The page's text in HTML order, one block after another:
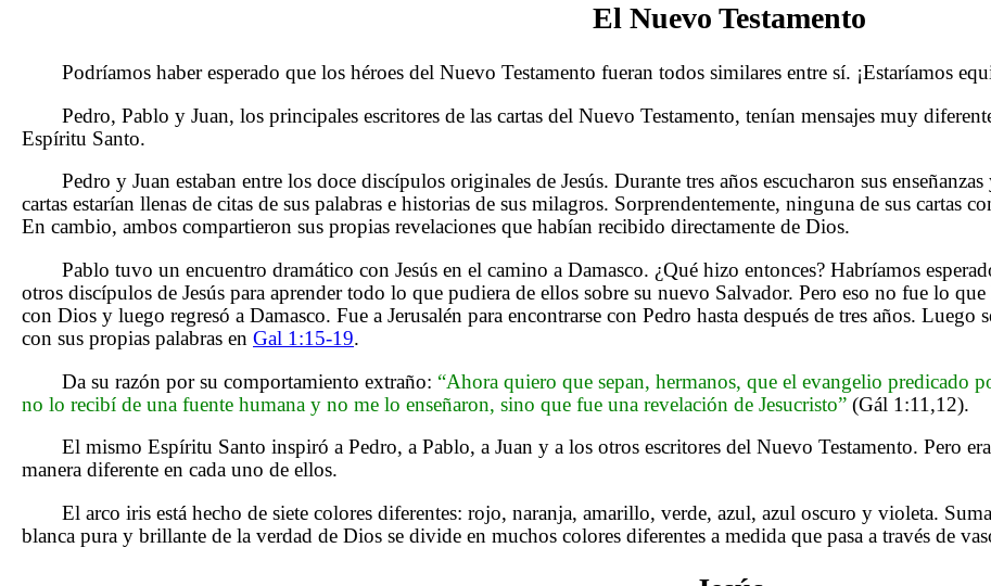
El Nuevo Testamento
Podríamos haber esperado que los héroes del Nuevo Testamento fueran todos similares entre sí. ¡Estaríamos
Pedro, Pablo y Juan, los principales escritores de las cartas del Nuevo Testamento, tenían mensajes muy
Espíritu Santo.
Pedro y Juan estaban entre los doce discípulos originales de Jesús. Durante tres años escucharon sus
cartas estarían llenas de citas de sus palabras e historias de sus milagros. Sorprendentemente, ninguna de sus cartas
En cambio, ambos compartieron sus propias revelaciones que habían recibido directamente de Dios.
Pablo tuvo un encuentro dramático con Jesús en el camino a Damasco. ¿Qué hizo entonces? Habríamos
otros discípulos de Jesús para aprender todo lo que pudiera de ellos sobre su nuevo Salvador. Pero eso no fue lo
con Dios y luego regresó a Damasco. Fue a Jerusalén para encontrarse con Pedro hasta después de tres años.
con sus propias palabras en Gal 1:15-19.
Da su razón por su comportamiento extraño: “Ahora quiero que sepan, hermanos, que el evangelio predicado
no lo recibí de una fuente humana y no me lo enseñaron, sino que fue una revelación de Jesucristo” (Gál 1:11,12).
El mismo Espíritu Santo inspiró a Pedro, a Pablo, a Juan y a los otros escritores del Nuevo Testamento. Pero
manera diferente en cada uno de ellos.
El arco iris está hecho de siete colores diferentes: rojo, naranja, amarillo, verde, azul, azul oscuro y violeta.
blanca pura y brillante de la verdad de Dios se divide en muchos colores diferentes a medida que pasa a través de